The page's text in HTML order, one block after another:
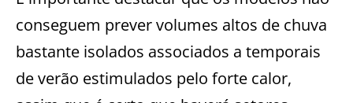
conseguem prever volumes altos de chuva
bastante isolados associados a temporais
de verão estimulados pelo forte calor,